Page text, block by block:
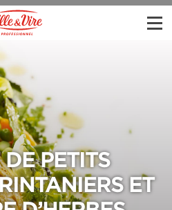
PETITS
ET